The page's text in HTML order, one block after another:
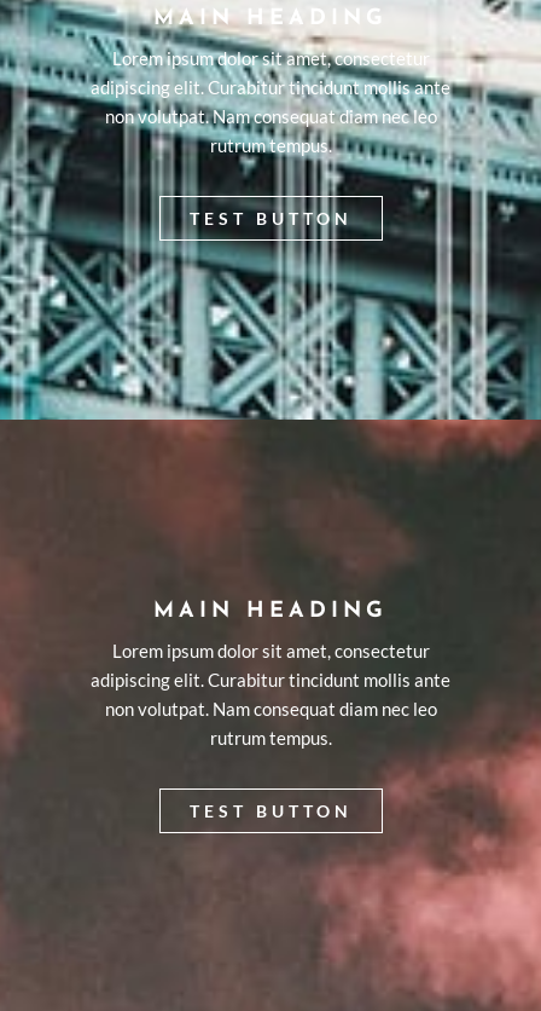
MAIN HEADING
Lorem ipsum dolor sit amet, consectetur
adipiscing elit. Curabitur tincidunt mollis ante
non volutpat. Nam consequat diam nec leo
rutrum tempus.
TEST BUTTON
MAIN HEADING
Lorem ipsum dolor sit amet, consectetur
adipiscing elit. Curabitur tincidunt mollis ante
non volutpat. Nam consequat diam nec leo
rutrum tempus.
TEST BUTTON